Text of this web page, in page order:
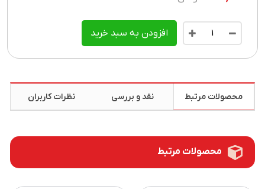
افزودن به سبد خرید
محصولات مرتبط نقد و بررسی نظرات کاربران
محصولات مرتبط